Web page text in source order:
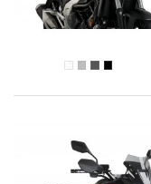
Przezroczysty (W)
LekkoMocno
Czarny